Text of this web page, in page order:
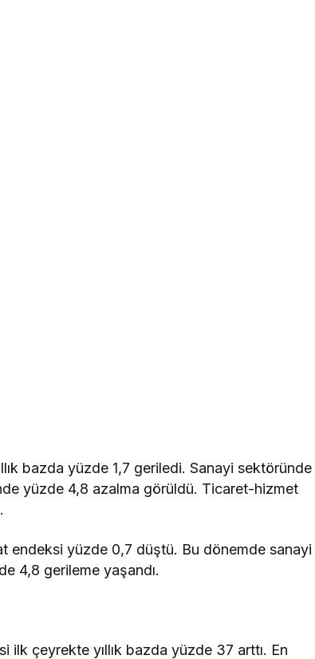
bazda yüzde 1,7 geriledi. Sanayi sektöründe
yüzde 4,8 azalma görüldü. Ticaret-hizmet
endeksi yüzde 0,7 düştü. Bu dönemde sanayi
4,8 gerileme yaşandı.
çeyrekte yıllık bazda yüzde 37 arttı. En